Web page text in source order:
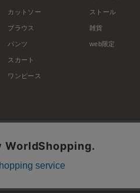
カットソー
ブラウス
パンツ
スカート
ワンピース
ストール
雑貨
web限定